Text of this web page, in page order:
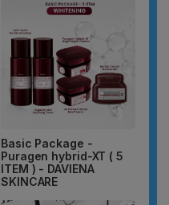
Basic Package -
Puragen hybrid-XT ( 5
ITEM ) - DAVIENA
SKINCARE